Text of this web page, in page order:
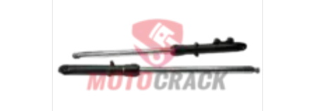
AÑADIR AL CARRITO